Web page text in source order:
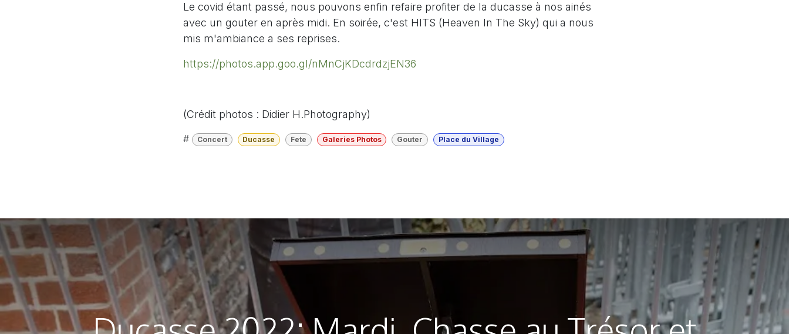
Le covid étant passé, nous pouvons enfin refaire profiter de la ducasse à nos ainés
avec un gouter en après midi. En soirée, c'est HITS (Heaven In The Sky) qui a nous
mis m'ambiance a ses reprises.
https://photos.app.goo.gl/nMnCjKDcdrdzjEN36
(Crédit photos : Didier H.Photography)
# Concert Ducasse Fete Galeries Photos Gouter Place du Village